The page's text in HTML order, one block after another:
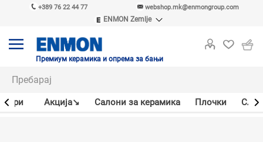
+389 76 22 44 77 webshop.mk@enmongroup.com
ENMON Zemlje
ENMON MKD
Премиум керамика и опрема за бањи
Акцијa↘ Салони за керамика Плочки